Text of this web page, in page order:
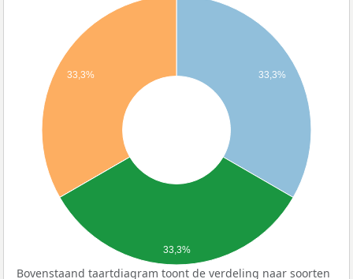
33,3%
33,3%
33,3%
Bovenstaand taartdiagram toont de verdeling naar soorten